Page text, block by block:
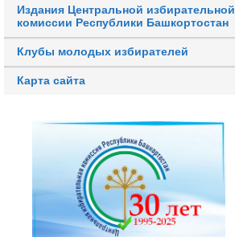
Издания Центральной избирательной
комиссии Республики Башкортостан
Клубы молодых избирателей
Карта сайта